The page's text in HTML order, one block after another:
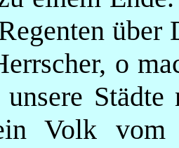
o
unsere
Volk vom